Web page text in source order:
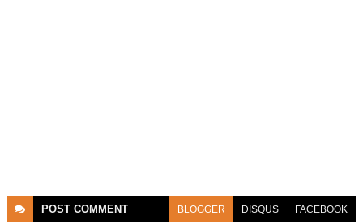
POST COMMENT BLOGGER DISQUS FACEBOOK